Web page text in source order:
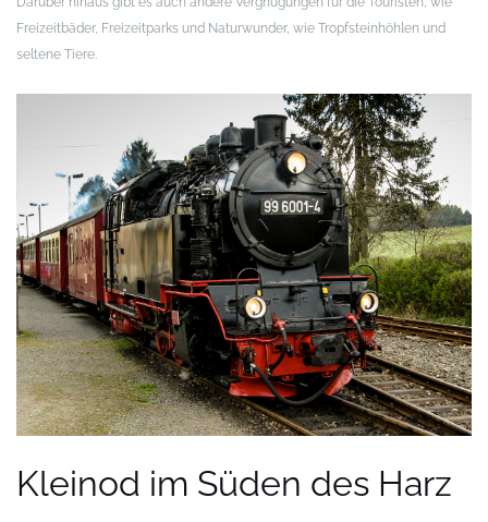
Freizeitbäder, Freizeitparks und Naturwunder, wie Tropfsteinhöhlen und
seltene Tiere.
Kleinod im Süden des Harz